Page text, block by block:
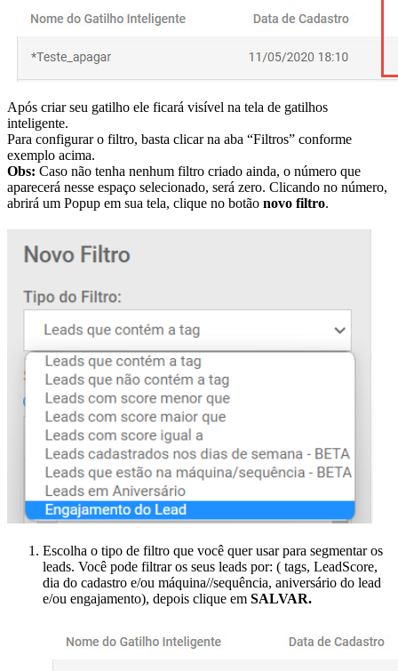
Após criar seu gatilho ele ficará visível na tela de gatilhos
inteligente.
Para configurar o filtro, basta clicar na aba “Filtros” conforme
exemplo acima.
Obs: Caso não tenha nenhum filtro criado ainda, o número que
aparecerá nesse espaço selecionado, será zero. Clicando no número,
abrirá um Popup em sua tela, clique no botão novo filtro.
Escolha o tipo de filtro que você quer usar para segmentar os
leads. Você pode filtrar os seus leads por: ( tags, LeadScore,
dia do cadastro e/ou máquina//sequência, aniversário do lead
e/ou engajamento), depois clique em SALVAR.